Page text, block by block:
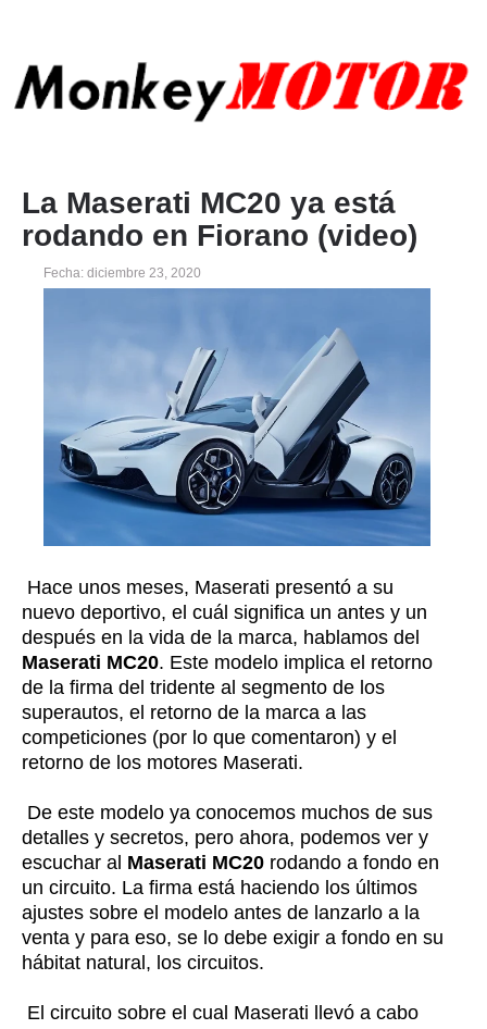
La Maserati MC20 ya está
rodando en Fiorano (video)
Fecha: diciembre 23, 2020
Hace unos meses, Maserati presentó a su
nuevo deportivo, el cuál significa un antes y un
después en la vida de la marca, hablamos del
Maserati MC20. Este modelo implica el retorno
de la firma del tridente al segmento de los
superautos, el retorno de la marca a las
competiciones (por lo que comentaron) y el
retorno de los motores Maserati.
De este modelo ya conocemos muchos de sus
detalles y secretos, pero ahora, podemos ver y
escuchar al Maserati MC20 rodando a fondo en
un circuito. La firma está haciendo los últimos
ajustes sobre el modelo antes de lanzarlo a la
venta y para eso, se lo debe exigir a fondo en su
hábitat natural, los circuitos.
El circuito sobre el cual Maserati llevó a cabo